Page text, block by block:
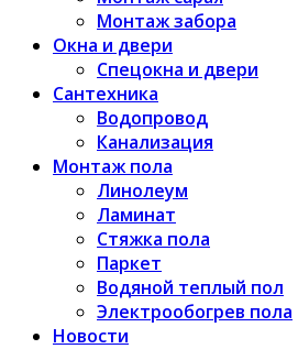
Монтаж забора
Окна и двери
Спецокна и двери
Сантехника
Водопровод
Канализация
Монтаж пола
Линолеум
Ламинат
Стяжка пола
Паркет
Водяной теплый пол
Электрообогрев пола
Новости